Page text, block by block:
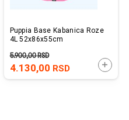
U KORPU
Puppia Base Kabanica Roze
4L 52x86x55cm
4.130,00 RSD
5.900,00RSD